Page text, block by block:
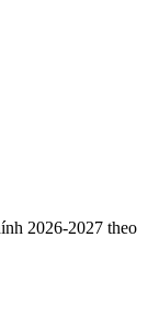
2026-2027 theo